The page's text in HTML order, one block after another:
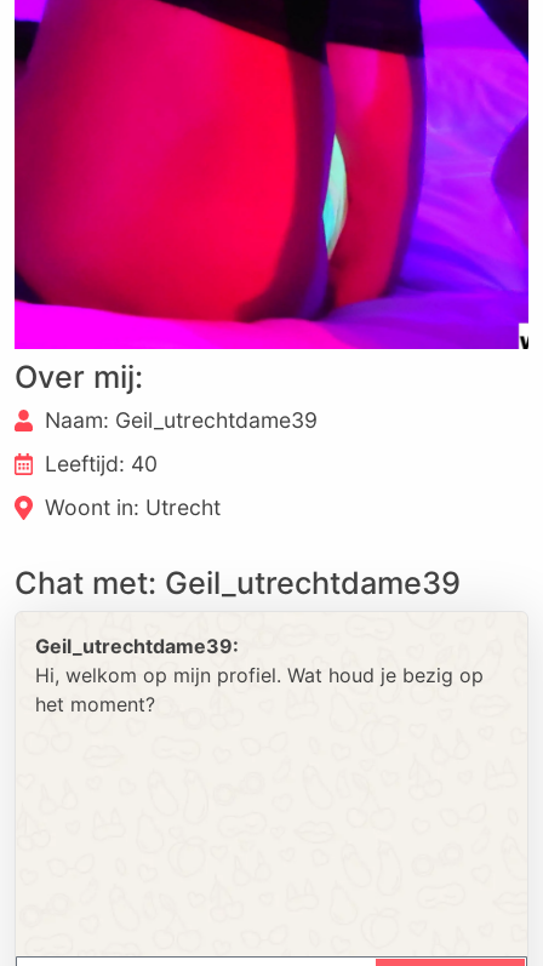
Over mij:
Naam: Geil_utrechtdame39
Leeftijd: 40
Woont in: Utrecht
Chat met: Geil_utrechtdame39
Geil_utrechtdame39:
Hi, welkom op mijn profiel. Wat houd je bezig op
het moment?